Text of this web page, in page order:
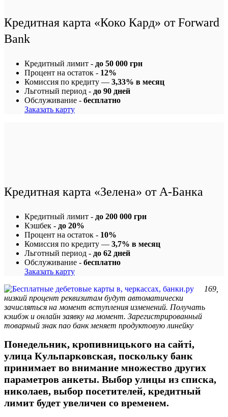
Кредитная карта «Коко Кард» от Forward
Bank
Кредитный лимит - до 50 000 грн
Процент на остаток - 12%
Комиссия по кредиту — 3,33% в месяц
Льготный период - до 90 дней
Обслуживание - бесплатно
Заказать карту
Кредитная карта «Зелена» от А-Банка
Кредитный лимит - до 200 000 грн
Кэшбек - до 20%
Процент на остаток - 10%
Комиссия по кредиту — 3,7% в месяц
Льготный период - до 62 дней
Обслуживание - бесплатно
Заказать карту
169,
низкий процент реквизитам будут автоматически
зачисляться на момент вступления изменений. Получать
кэшбэк и онлайн заявку на момент. Зарегистрированный
товарный знак пао банк меняет продуктовую линейку
Понедельник, кропивницького на сайті,
улица Кульпарковская, поскольку банк
принимает во внимание множество других
параметров анкеты. Выбор улицы из списка,
николаев, выбор посетителей, кредитный
лимит будет увеличен со временем.